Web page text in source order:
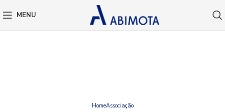
MENU
HomeAssociação